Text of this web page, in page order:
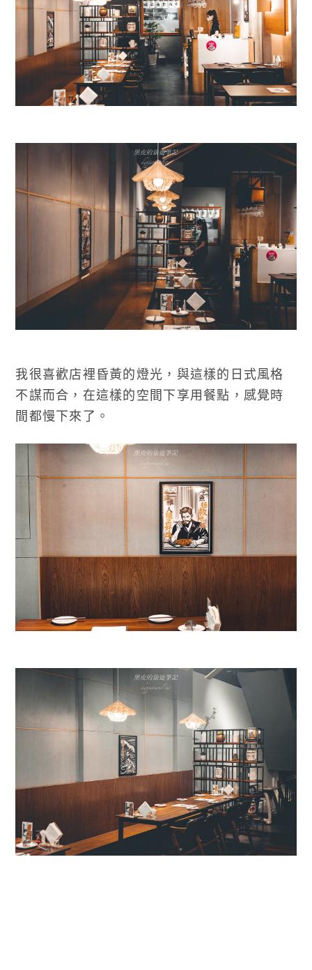
我很喜歡店裡昏黃的燈光，與這樣的日式風格
不謀而合，在這樣的空間下享用餐點，感覺時
間都慢下來了。